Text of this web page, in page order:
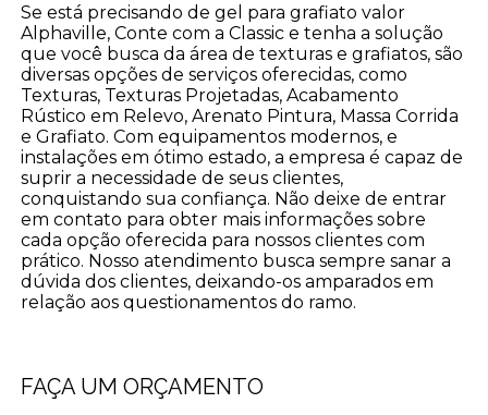
Se está precisando de gel para grafiato valor
Alphaville, Conte com a Classic e tenha a solução
que você busca da área de texturas e grafiatos, são
diversas opções de serviços oferecidas, como
Texturas, Texturas Projetadas, Acabamento
Rústico em Relevo, Arenato Pintura, Massa Corrida
e Grafiato. Com equipamentos modernos, e
instalações em ótimo estado, a empresa é capaz de
suprir a necessidade de seus clientes,
conquistando sua confiança. Não deixe de entrar
em contato para obter mais informações sobre
cada opção oferecida para nossos clientes com
prático. Nosso atendimento busca sempre sanar a
dúvida dos clientes, deixando-os amparados em
relação aos questionamentos do ramo.
FAÇA UM ORÇAMENTO